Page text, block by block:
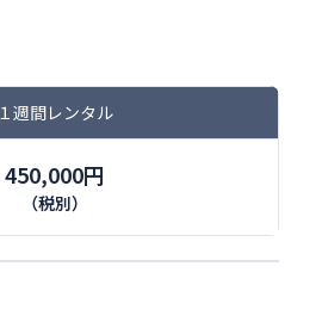
１週間レンタル
450,000円
（税別）